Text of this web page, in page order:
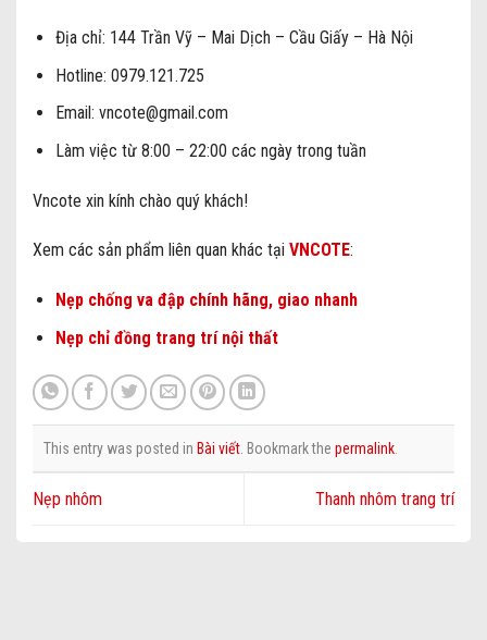
Địa chỉ: 144 Trần Vỹ – Mai Dịch – Cầu Giấy – Hà Nội
Hotline: 0979.121.725
Email: vncote@gmail.com
Làm việc từ 8:00 – 22:00 các ngày trong tuần
Vncote xin kính chào quý khách!
Xem các sản phẩm liên quan khác tại VNCOTE:
Nẹp chống va đập chính hãng, giao nhanh
Nẹp chỉ đồng trang trí nội thất
This entry was posted in Bài viết . Bookmark the permalink
Nẹp nhôm Thanh nhôm trang trí